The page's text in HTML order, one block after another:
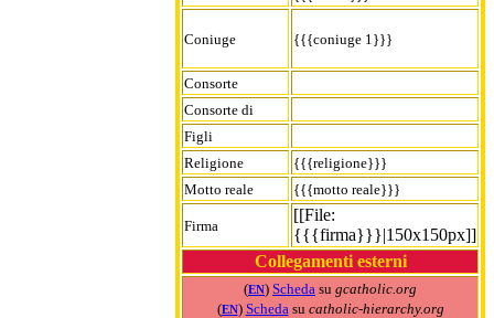
Coniuge {{{coniuge 1}}}
Consorte
Consorte di
Figli
Religione
{{{religione}}}
Motto reale
{{{motto reale}}}
Firma
[[File:
{{{firma}}}|150x150px]]
Collegamenti esterni
(EN) Scheda su gcatholic.org
(EN) Scheda su catholic-hierarchy.org